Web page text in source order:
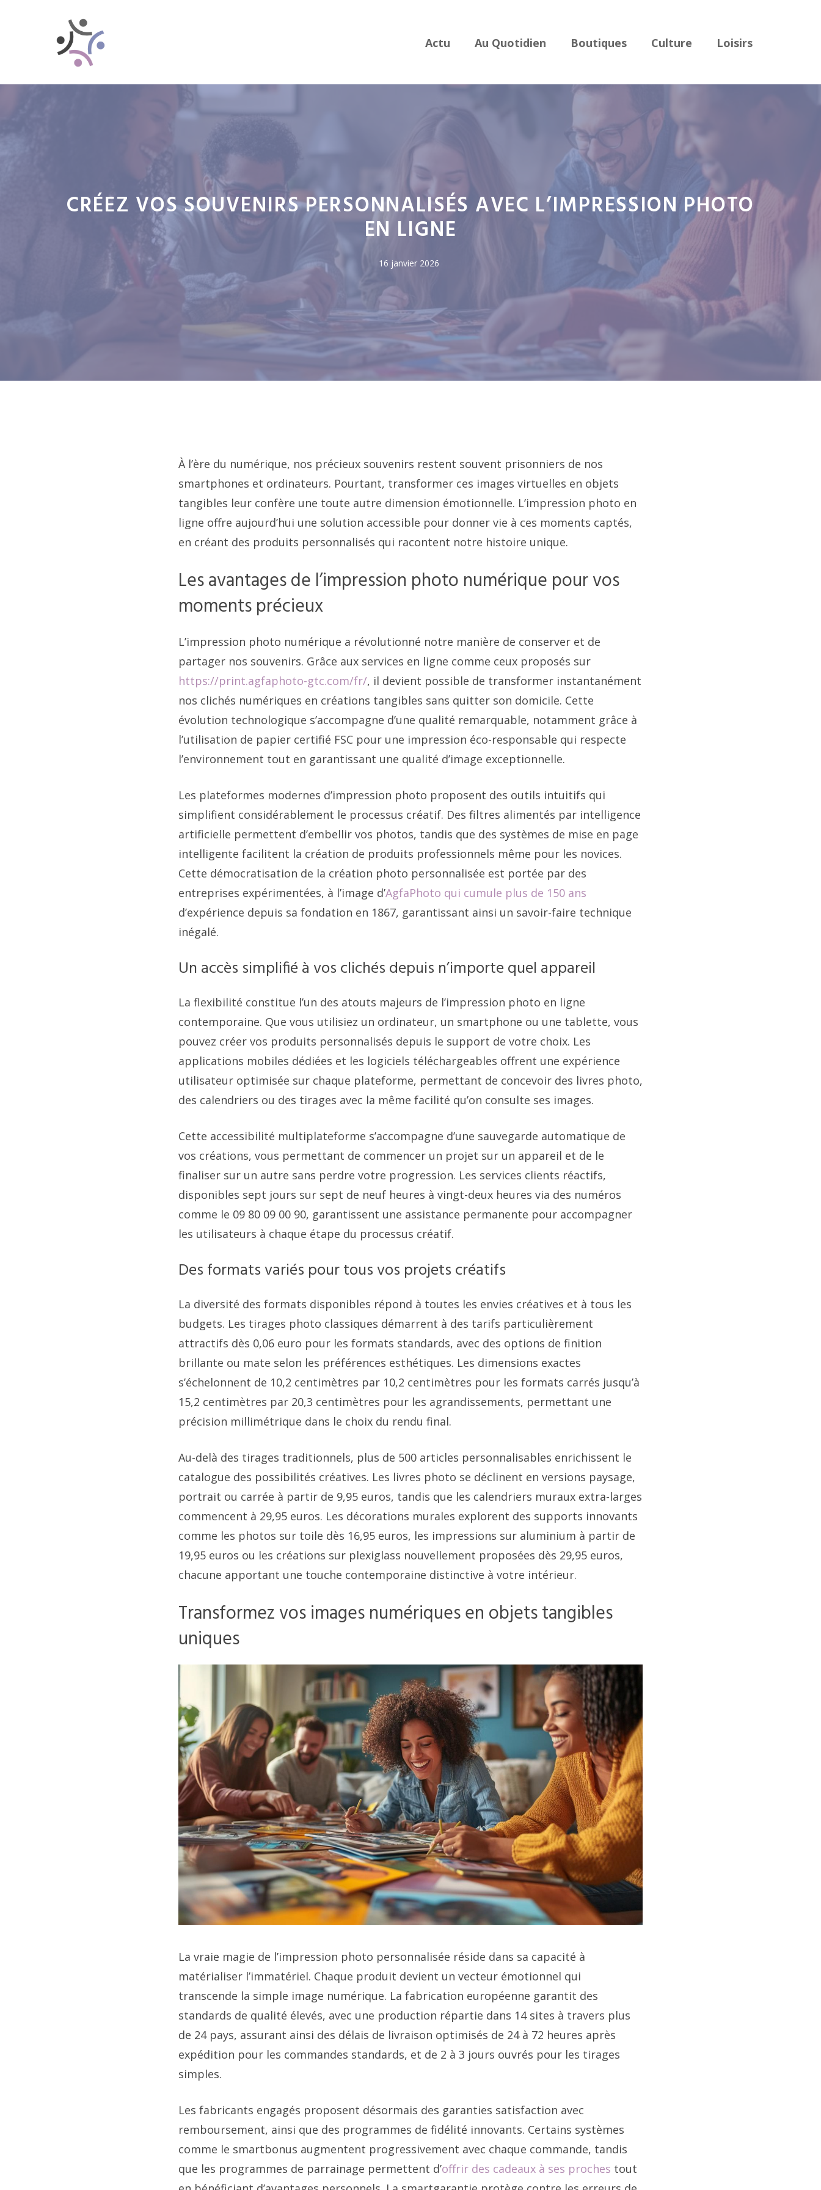
Actu Au Quotidien Boutiques Culture Loisirs
CRÉEZ VOS SOUVENIRS PERSONNALISÉS AVEC L’IMPRESSION PHOTO
EN LIGNE
16 janvier 2026
À l’ère du numérique, nos précieux souvenirs restent souvent prisonniers de nos
smartphones et ordinateurs. Pourtant, transformer ces images virtuelles en objets
tangibles leur confère une toute autre dimension émotionnelle. L’impression photo en
ligne offre aujourd’hui une solution accessible pour donner vie à ces moments captés,
en créant des produits personnalisés qui racontent notre histoire unique.
Les avantages de l’impression photo numérique pour vos
moments précieux
L’impression photo numérique a révolutionné notre manière de conserver et de
partager nos souvenirs. Grâce aux services en ligne comme ceux proposés sur
https://print.agfaphoto-gtc.com/fr/, il devient possible de transformer instantanément
nos clichés numériques en créations tangibles sans quitter son domicile. Cette
évolution technologique s’accompagne d’une qualité remarquable, notamment grâce à
l’utilisation de papier certifié FSC pour une impression éco-responsable qui respecte
l’environnement tout en garantissant une qualité d’image exceptionnelle.
Les plateformes modernes d’impression photo proposent des outils intuitifs qui
simplifient considérablement le processus créatif. Des filtres alimentés par intelligence
artificielle permettent d’embellir vos photos, tandis que des systèmes de mise en page
intelligente facilitent la création de produits professionnels même pour les novices.
Cette démocratisation de la création photo personnalisée est portée par des
entreprises expérimentées, à l’image d’AgfaPhoto qui cumule plus de 150 ans
d’expérience depuis sa fondation en 1867, garantissant ainsi un savoir-faire technique
inégalé.
Un accès simplifié à vos clichés depuis n’importe quel appareil
La flexibilité constitue l’un des atouts majeurs de l’impression photo en ligne
contemporaine. Que vous utilisiez un ordinateur, un smartphone ou une tablette, vous
pouvez créer vos produits personnalisés depuis le support de votre choix. Les
applications mobiles dédiées et les logiciels téléchargeables offrent une expérience
utilisateur optimisée sur chaque plateforme, permettant de concevoir des livres photo,
des calendriers ou des tirages avec la même facilité qu’on consulte ses images.
Cette accessibilité multiplateforme s’accompagne d’une sauvegarde automatique de
vos créations, vous permettant de commencer un projet sur un appareil et de le
finaliser sur un autre sans perdre votre progression. Les services clients réactifs,
disponibles sept jours sur sept de neuf heures à vingt-deux heures via des numéros
comme le 09 80 09 00 90, garantissent une assistance permanente pour accompagner
les utilisateurs à chaque étape du processus créatif.
Des formats variés pour tous vos projets créatifs
La diversité des formats disponibles répond à toutes les envies créatives et à tous les
budgets. Les tirages photo classiques démarrent à des tarifs particulièrement
attractifs dès 0,06 euro pour les formats standards, avec des options de finition
brillante ou mate selon les préférences esthétiques. Les dimensions exactes
s’échelonnent de 10,2 centimètres par 10,2 centimètres pour les formats carrés jusqu’à
15,2 centimètres par 20,3 centimètres pour les agrandissements, permettant une
précision millimétrique dans le choix du rendu final.
Au-delà des tirages traditionnels, plus de 500 articles personnalisables enrichissent le
catalogue des possibilités créatives. Les livres photo se déclinent en versions paysage,
portrait ou carrée à partir de 9,95 euros, tandis que les calendriers muraux extra-larges
commencent à 29,95 euros. Les décorations murales explorent des supports innovants
comme les photos sur toile dès 16,95 euros, les impressions sur aluminium à partir de
19,95 euros ou les créations sur plexiglass nouvellement proposées dès 29,95 euros,
chacune apportant une touche contemporaine distinctive à votre intérieur.
Transformez vos images numériques en objets tangibles
uniques
La vraie magie de l’impression photo personnalisée réside dans sa capacité à
matérialiser l’immatériel. Chaque produit devient un vecteur émotionnel qui
transcende la simple image numérique. La fabrication européenne garantit des
standards de qualité élevés, avec une production répartie dans 14 sites à travers plus
de 24 pays, assurant ainsi des délais de livraison optimisés de 24 à 72 heures après
expédition pour les commandes standards, et de 2 à 3 jours ouvrés pour les tirages
simples.
Les fabricants engagés proposent désormais des garanties satisfaction avec
remboursement, ainsi que des programmes de fidélité innovants. Certains systèmes
comme le smartbonus augmentent progressivement avec chaque commande, tandis
que les programmes de parrainage permettent d’offrir des cadeaux à ses proches tout